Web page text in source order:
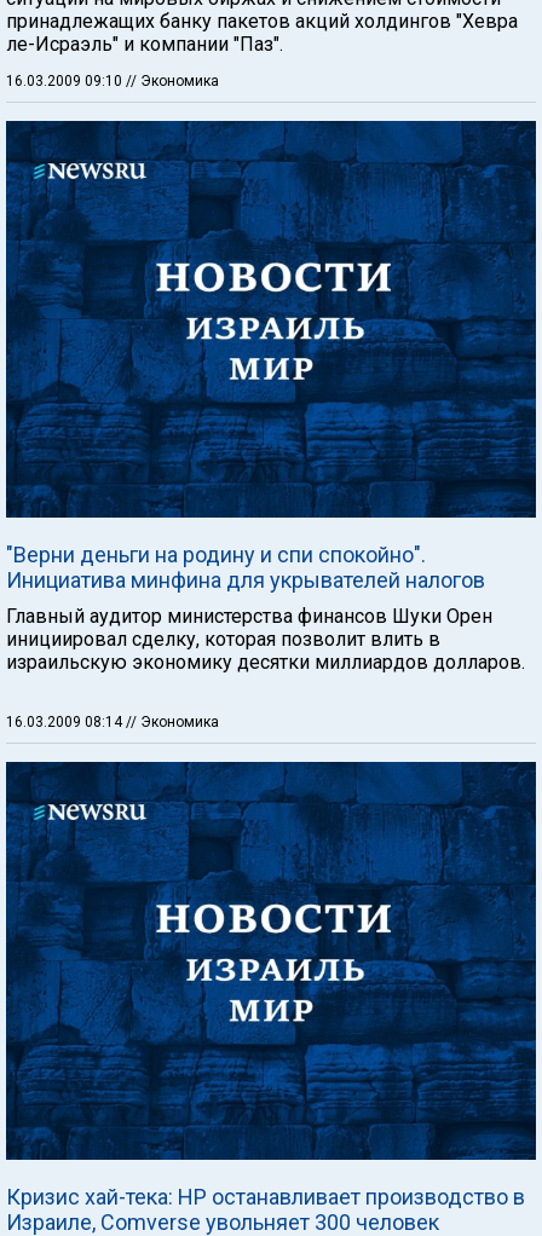
принадлежащих банку пакетов акций холдингов "Хевра
ле-Исраэль" и компании "Паз".
16.03.2009 09:10 // Экономика
"Верни деньги на родину и спи спокойно".
Инициатива минфина для укрывателей налогов
Главный аудитор министерства финансов Шуки Орен
инициировал сделку, которая позволит влить в
израильскую экономику десятки миллиардов долларов.
16.03.2009 08:14// Экономика
Кризис хай-тека: HP останавливает производство в
Израиле, Comverse увольняет 300 человек